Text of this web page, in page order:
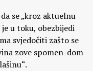
se „kroz aktuelnu
u toku, obezbijedi
svjedočiti zašto se
zove spomen-dom